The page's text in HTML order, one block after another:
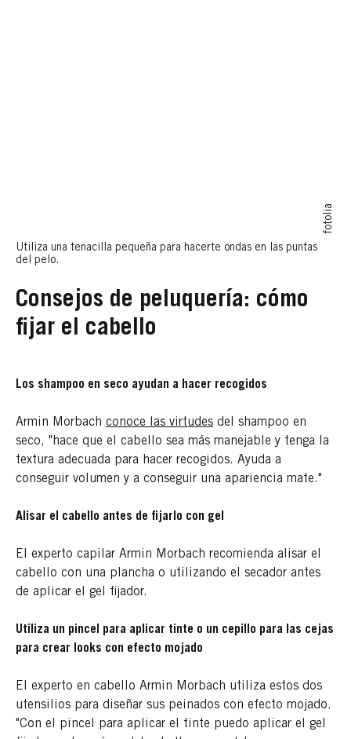
fotolia
Utiliza una tenacilla pequeña para hacerte ondas en las puntas
del pelo.
Consejos de peluquería: cómo
fijar el cabello
Los shampoo en seco ayudan a hacer recogidos
Armin Morbach conoce las virtudes del shampoo en
seco, "hace que el cabello sea más manejable y tenga la
textura adecuada para hacer recogidos. Ayuda a
conseguir volumen y a conseguir una apariencia mate."
Alisar el cabello antes de fijarlo con gel
El experto capilar Armin Morbach recomienda alisar el
cabello con una plancha o utilizando el secador antes
de aplicar el gel fijador.
Utiliza un pincel para aplicar tinte o un cepillo para las cejas
para crear looks con efecto mojado
El experto en cabello Armin Morbach utiliza estos dos
utensilios para diseñar sus peinados con efecto mojado.
"Con el pincel para aplicar el tinte puedo aplicar el gel